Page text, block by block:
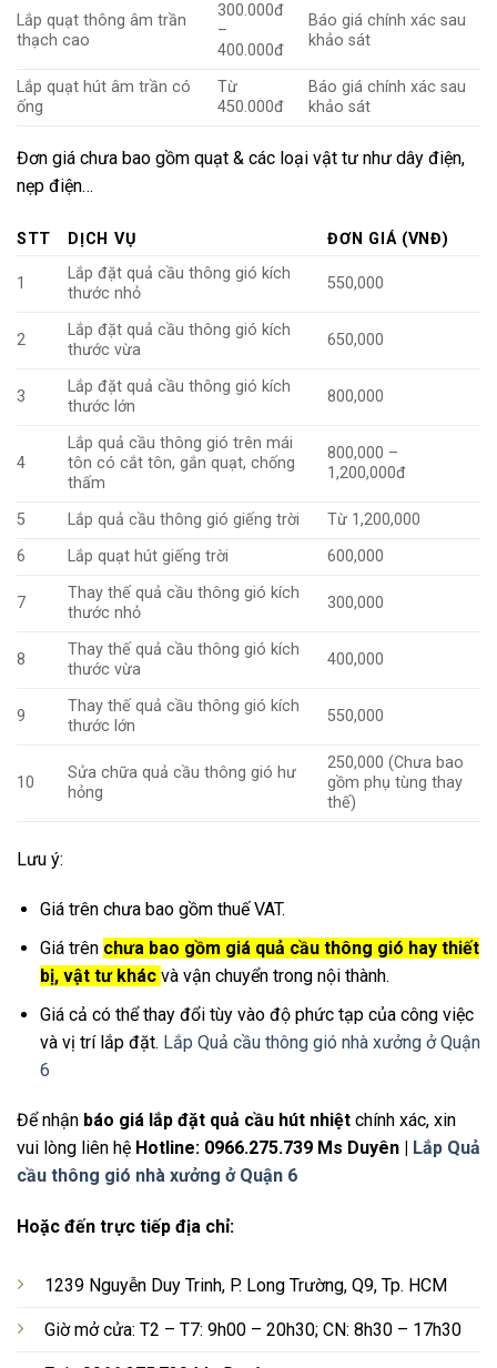
Lắp quạt thông âm trần
thạch cao
300.000đ
–
400.000đ
Báo giá chính xác sau
khảo sát
Lắp quạt hút âm trần có
ống
Từ
450.000đ
Báo giá chính xác sau
khảo sát
Đơn giá chưa bao gồm quạt & các loại vật tư như dây điện,
nẹp điện…
STT DỊCH VỤ ĐƠN GIÁ (VNĐ)
1
Lắp đặt quả cầu thông gió kích
thước nhỏ
550,000
2
Lắp đặt quả cầu thông gió kích
thước vừa
650,000
3
Lắp đặt quả cầu thông gió kích
thước lớn
800,000
4
Lắp quả cầu thông gió trên mái
tôn có cắt tôn, gắn quạt, chống
thấm
800,000 –
1,200,000đ
5 Lắp quả cầu thông gió giếng trời
Từ 1,200,000
6
Lắp quạt hút giếng trời 600,000
7
Thay thế quả cầu thông gió kích
thước nhỏ
300,000
8
Thay thế quả cầu thông gió kích
thước vừa
400,000
9
Thay thế quả cầu thông gió kích
thước lớn
550,000
10
Sửa chữa quả cầu thông gió hư
hỏng
250,000 (Chưa bao
gồm phụ tùng thay
thế)
Lưu ý:
Giá trên chưa bao gồm thuế VAT.
Giá trên chưa bao gồm giá quả cầu thông gió hay thiết
bị, vật tư khác và vận chuyển trong nội thành.
Giá cả có thể thay đổi tùy vào độ phức tạp của công việc
và vị trí lắp đặt. Lắp Quả cầu thông gió nhà xưởng ở Quận
6
Để nhận báo giá lắp đặt quả cầu hút nhiệt chính xác, xin
vui lòng liên hệ Hotline: 0966.275.739 Ms Duyên |
Lắp Quả
cầu thông gió nhà xưởng ở Quận 6
Hoặc đến trực tiếp địa chỉ:
1239 Nguyễn Duy Trinh, P. Long Trường, Q9, Tp. HCM
Giờ mở cửa: T2 – T7: 9h00 – 20h30; CN: 8h30 – 17h30